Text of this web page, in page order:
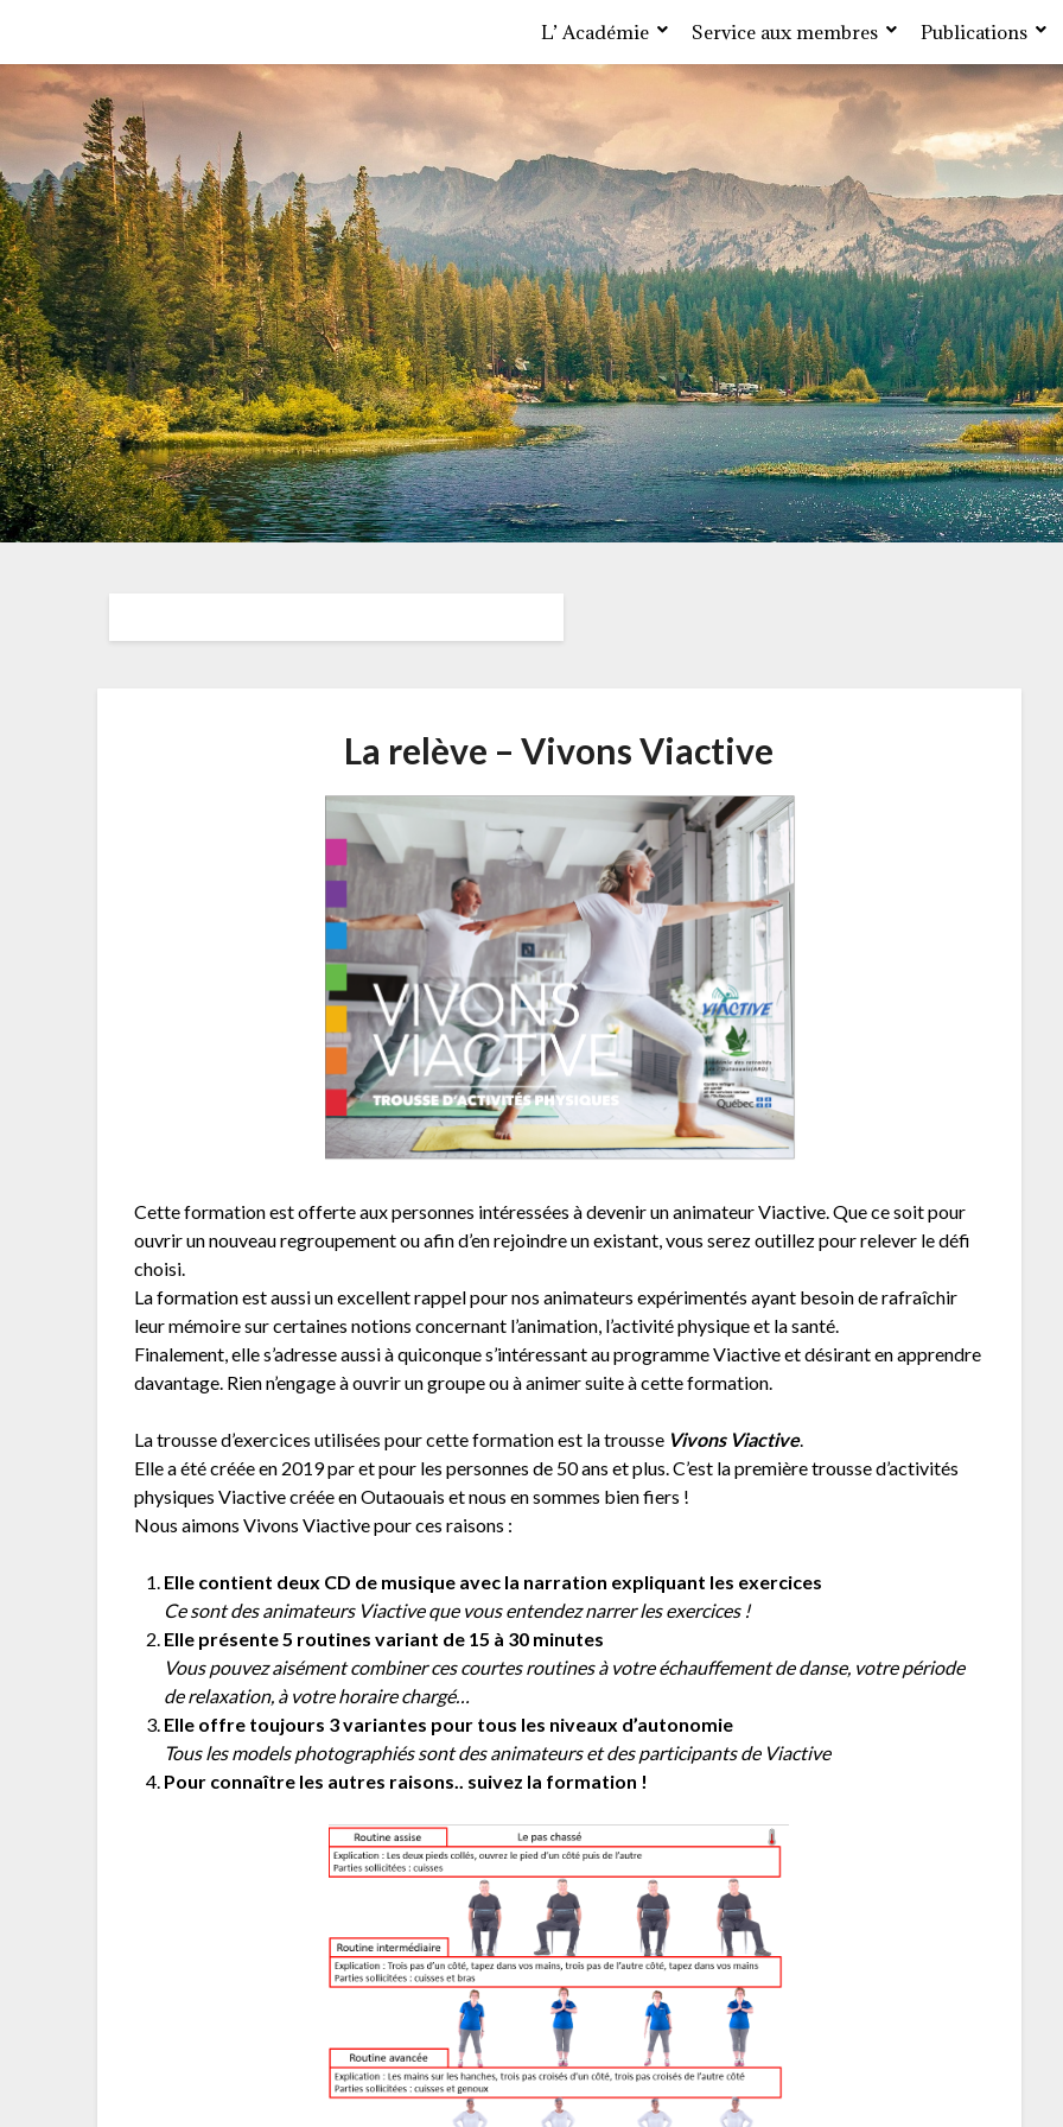
L’ Académie Service aux membres Publications
La relève – Vivons Viactive
Cette formation est offerte aux personnes intéressées à devenir un animateur Viactive. Que ce soit pour
ouvrir un nouveau regroupement ou afin d’en rejoindre un existant, vous serez outillez pour relever le défi
choisi.
La formation est aussi un excellent rappel pour nos animateurs expérimentés ayant besoin de rafraîchir
leur mémoire sur certaines notions concernant l’animation, l’activité physique et la santé.
Finalement, elle s’adresse aussi à quiconque s’intéressant au programme Viactive et désirant en apprendre
davantage. Rien n’engage à ouvrir un groupe ou à animer suite à cette formation.
La trousse d’exercices utilisées pour cette formation est la trousse Vivons Viactive.
Elle a été créée en 2019 par et pour les personnes de 50 ans et plus. C’est la première trousse d’activités
physiques Viactive créée en Outaouais et nous en sommes bien fiers !
Nous aimons Vivons Viactive pour ces raisons :
Elle contient deux CD de musique avec la narration expliquant les exercices
Ce sont des animateurs Viactive que vous entendez narrer les exercices !
Elle présente 5 routines variant de 15 à 30 minutes
Vous pouvez aisément combiner ces courtes routines à votre échauffement de danse, votre période
de relaxation, à votre horaire chargé…
Elle offre toujours 3 variantes pour tous les niveaux d’autonomie
Tous les models photographiés sont des animateurs et des participants de Viactive
Pour connaître les autres raisons.. suivez la formation !